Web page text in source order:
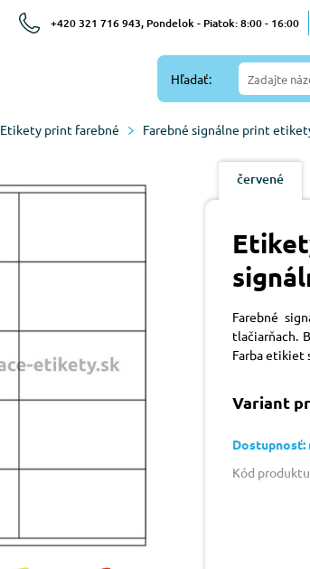
+420 321 716 943, Pondelok - Piatok: 8:00 - 16:00
Hľadať:
Etikety print farebné Farebné signálne print
červené
Farebné
tlačiarňach.
Farba etikiet
Variant
Dostupnosť:
Kód